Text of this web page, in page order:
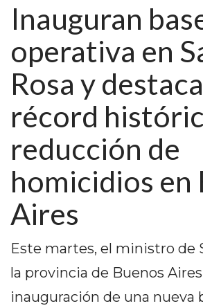
PEDIDOS POR WHATSAPP
TIENDA ONLINE GRATIS
EN ARGENTINA:
CHANGUITO.COM.AR VS
OTRAS PLATAFORMAS DE
VENTA POR WHATSAPP
CÓMO RECIBIR PEDIDOS
DE COMIDA POR
DEFINITIVA PARA
RESTAURANTES Y
Inauguran
operativa en
Rosa y
récord
reducción de
homicidios en
Aires
Este martes, el ministro de
la provincia de Buenos
inauguración de una nueva